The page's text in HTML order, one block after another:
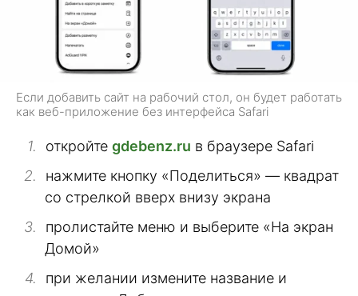
Если добавить сайт на рабочий стол, он будет работать
как веб-приложение без интерфейса Safari
откройте gdebenz.ru в браузере Safari
нажмите кнопку «Поделиться» — квадрат
со стрелкой вверх внизу экрана
пролистайте меню и выберите «На экран
Домой»
при желании измените название и